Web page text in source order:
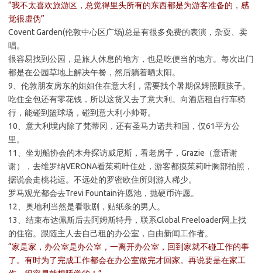
“我不太喜欢旅游区，总觉得里头所有的东西都是为游客准备的，感
觉很虚伪”
Covent Garden(伦敦中心区广场)总是有很多免费的表演，杂耍、卖
唱。
很容易找到公园，是旅人休息的地方，也是吃便当的地方。每次出门
都是在公园草地上解决午餐，然后躺着晒太阳。
9、伦敦朋友房东的姐姐住在意大利，需要找个暑期保姆照顾孩子。
吃住全包还有零花钱，所以这货又去了意大利。向酒店租自行车骑
行，能碰到篮球场，碰到意大利小帅哥。
10、意大利境内除了梵蒂冈，还有圣马力诺共和国，仅61平方公
里。
11、坐划船协会的木舟探访威尼斯，看老房子，Grazie（意语谢
谢），去维罗纳VERONA看茱莉叶住处，游客都摸茱莉叶胸部拍照，
据说会走桃花运。不远处的罗密欧住所则游人稀少。
罗马观光都会去Trevi Fountain许愿池，抛硬币许愿。
12、奥地利当然是看歌剧，贴纸条的男人。
13、结束布达佩斯后去阿姆斯特丹，联系Global Freeloader网上找
的住宿。跟随主人去自己租的办公室，自由新闻工作者。
“家是家，办公室是办公室，一离开办公室，回到家就不碰工作的事
了。有时为了完成工作都会在办公室做完才回家。再说要是在家工